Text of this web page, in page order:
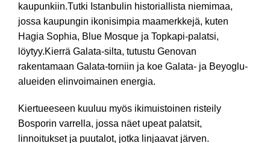
kaupunkiin.Tutki Istanbulin historiallista niemimaa,
jossa kaupungin ikonisimpia maamerkkejä, kuten
Hagia Sophia, Blue Mosque ja Topkapi-palatsi,
löytyy.Kierrä Galata-silta, tutustu Genovan
rakentamaan Galata-torniin ja koe Galata- ja Beyoglu-
alueiden elinvoimainen energia.
Kiertueeseen kuuluu myös ikimuistoinen risteily
Bosporin varrella, jossa näet upeat palatsit,
linnoitukset ja puutalot, jotka linjaavat järven.